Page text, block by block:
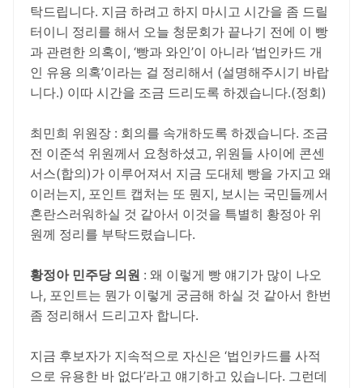
탁드립니다. 지금 하려고 하지 마시고 시간을 좀 드릴
터이니 정리를 해서 오늘 청문회가 끝나기 전에 이 빵
과 관련한 의혹이, ‘빵과 와인’이 아니라 ‘법인카드 개
인 유용 의혹’이라는 걸 정리해서 (설명해주시기 바랍
니다.) 이따 시간을 조금 드리도록 하겠습니다.(정회)
최민희 위원장 : 회의를 속개하도록 하겠습니다. 조금
전 이준석 위원께서 요청하셨고, 위원들 사이에 콘센
서스(합의)가 이루어져서 지금 도대체 빵을 가지고 왜
이러는지, 포인트 캡처는 또 뭔지, 보시는 국민들께서
혼란스러워하실 것 같아서 이것을 특별히 황정아 위
원께 정리를 부탁드렸습니다.
황정아 민주당 의원 : 왜 이렇게 빵 얘기가 많이 나오
나, 포인트는 뭔가 이렇게 궁금해 하실 것 같아서 한번
좀 정리해서 드리고자 합니다.
지금 후보자가 지속적으로 자신은 ‘법인카드를 사적
으로 유용한 바 없다’라고 얘기하고 있습니다. 그런데